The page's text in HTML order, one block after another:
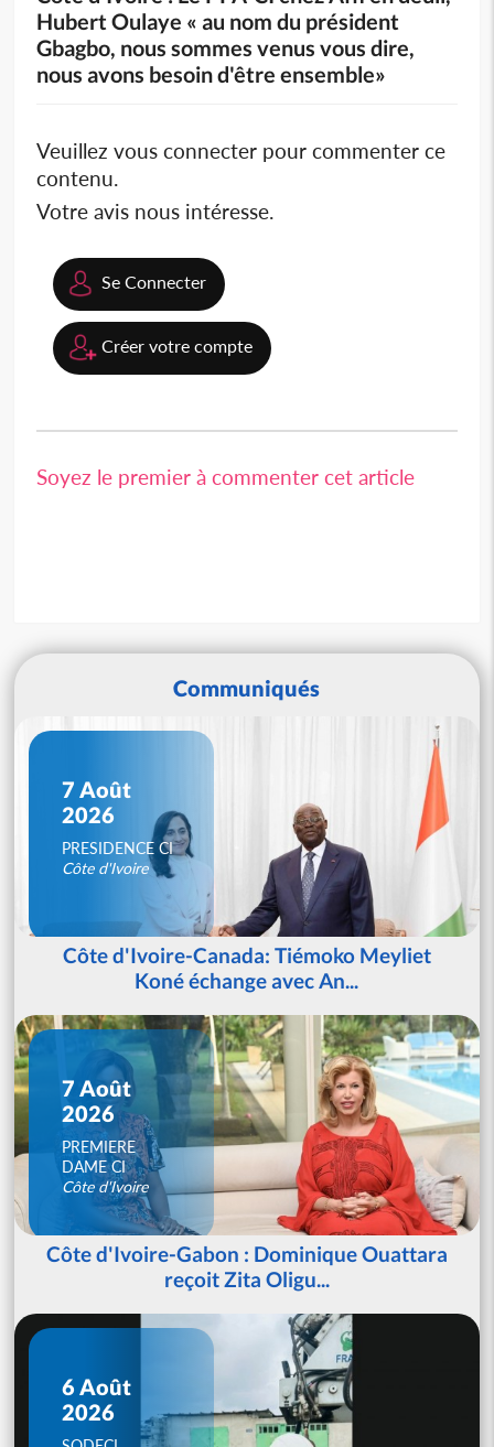
Hubert Oulaye « au nom du président
Gbagbo, nous sommes venus vous dire,
nous avons besoin d'être ensemble»
Veuillez vous connecter pour commenter ce
contenu.
Votre avis nous intéresse.
Se Connecter
Créer votre compte
Soyez le premier à commenter cet article
Communiqués
7 Août
2026
PRESIDENCE CI
Côte d'Ivoire
Côte d'Ivoire-Canada: Tiémoko Meyliet
Koné échange avec An...
7 Août
2026
PREMIERE
DAME CI
Côte d'Ivoire
Côte d'Ivoire-Gabon : Dominique Ouattara
reçoit Zita Oligu...
6 Août
2026